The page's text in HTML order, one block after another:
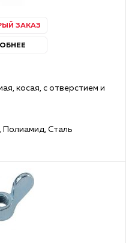
ЗАКАЗ
косая, с отверстием и
Сталь